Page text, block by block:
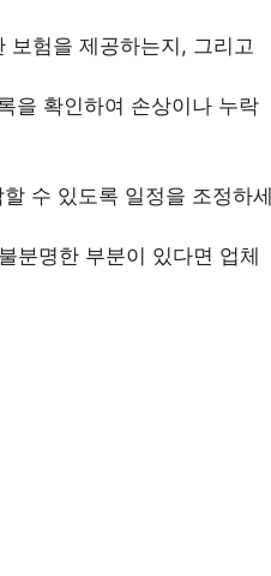
보험을 제공하는지, 그리고
을 확인하여 손상이나 누락
수 있도록 일정을 조정하세
분명한 부분이 있다면 업체